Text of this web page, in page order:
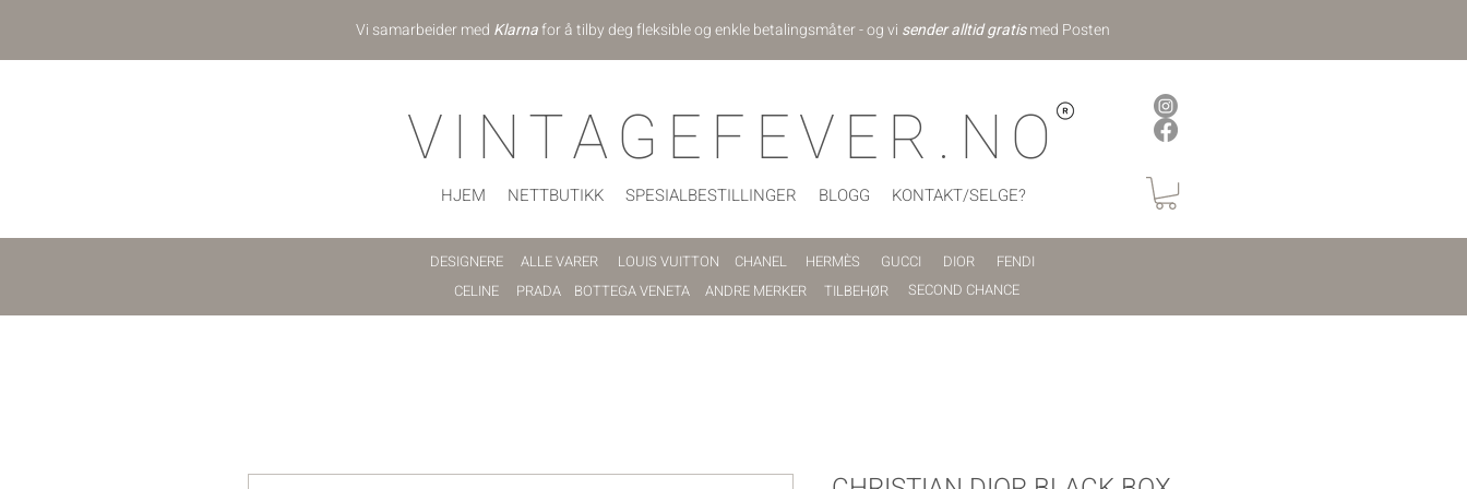
Vi samarbeider med Klarnafor å tilby deg fleksible og enkle betalingsmåter - og vi sender alltid gratismed Posten
VINTAGEFEVER.NO
HJEM NETTBUTIKK SPESIALBESTILLINGER BLOGG KONTAKT/SELGE?
DESIGNERE ALLE VARER LOUIS VUITTON CHANEL HERMÈS GUCCI DIOR
FENDI
CELINE
PRADA BOTTEGA VENETA ANDRE MERKER TILBEHØR SECOND CHANCE